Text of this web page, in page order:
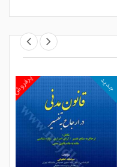
پرفروش جدید